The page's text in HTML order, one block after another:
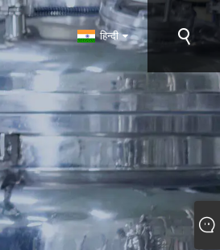
हिन्दी